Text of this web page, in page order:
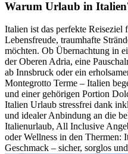
Warum Urlaub in
Italien ist das perfekte Reiseziel
Lebensfreude, traumhafte
möchten. Ob Übernachtung in
der Oberen Adria, eine
ab Innsbruck oder ein
Montegrotto Terme – Italien
und einer gehörigen Portion
Italien Urlaub stressfrei dank
und idealer Anbindung an die
Italienurlaub, All Inclusive
oder Wellness in den Thermen:
Geschmack – sicher, sorglos